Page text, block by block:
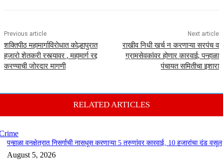
Previous article
शक्तिपीठ महामार्गाविरोधात कोल्हापुरात
हजारो शेतकरी रस्त्यावर , महामार्ग रद्द
करण्याची जोरदार मागणी
Next article
राखीव निधी खर्च न करणाऱ्या सरपंच व
ग्रामसेवकांवर होणार कारवाई; पन्हाळा
पंचायत समितीचा इशारा
RELATED ARTICLES
पन्हाळा वनक्षेत्रात निसर्गाची नासधूस करणाऱ्या 5 तरुणांवर कारवाई, 10 हजारांचा दंड वसूल
August 5, 2026